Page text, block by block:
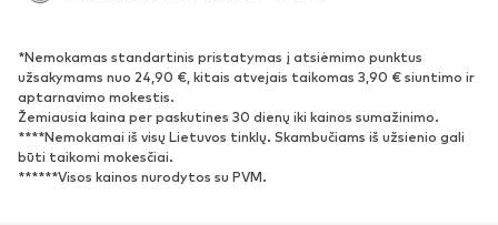
BATAI
Naujienos
Sportbačiai
Aulinukai
Batai su kulniukais
Auliniai batai
*Nemokamas standartinis pristatymas į atsiėmimo punktus
užsakymams nuo 24,90 €, kitais atvejais taikomas 3,90 € siuntimo ir
aptarnavimo mokestis.
Žemiausia kaina per paskutines 30 dienų iki kainos sumažinimo.
****Nemokamai iš visų Lietuvos tinklų. Skambučiams iš užsienio gali
būti taikomi mokesčiai.
******Visos kainos nurodytos su PVM.